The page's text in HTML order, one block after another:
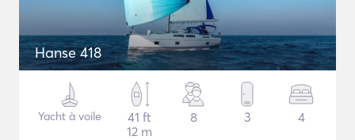
Hanse 418
Yacht à voile
41 ft
12 m
8 3 4